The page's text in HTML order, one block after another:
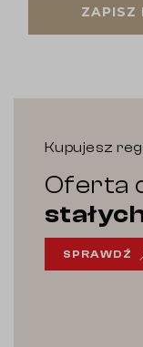
ZAPISZ
Kupujesz
Oferta
SPRAWDŹ